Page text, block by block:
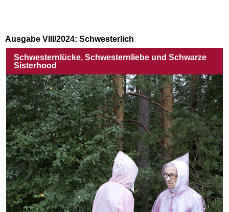
Ausgabe VIII/2024: Schwesterlich
Schwesternlücke, Schwesternliebe und Schwarze
Sisterhood